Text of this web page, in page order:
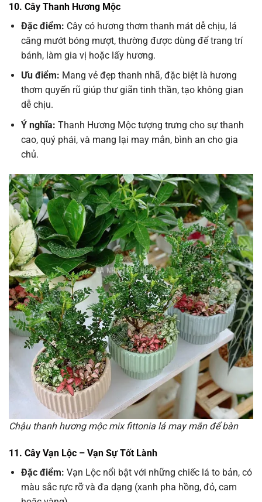
10. Cây Thanh Hương Mộc
Đặc điểm: Cây có hương thơm thanh mát dễ chịu, lá
căng mướt bóng mượt, thường được dùng để trang trí
bánh, làm gia vị hoặc lấy hương.
Ưu điểm: Mang vẻ đẹp thanh nhã, đặc biệt là hương
thơm quyến rũ giúp thư giãn tinh thần, tạo không gian
dễ chịu.
Ý nghĩa: Thanh Hương Mộc tượng trưng cho sự thanh
cao, quý phái, và mang lại may mắn, bình an cho gia
chủ.
Chậu thanh hương mộc mix fittonia lá may mắn để bàn
11. Cây Vạn Lộc – Vạn Sự Tốt Lành
Đặc điểm: Vạn Lộc nổi bật với những chiếc lá to bản, có
màu sắc rực rỡ và đa dạng (xanh pha hồng, đỏ, cam